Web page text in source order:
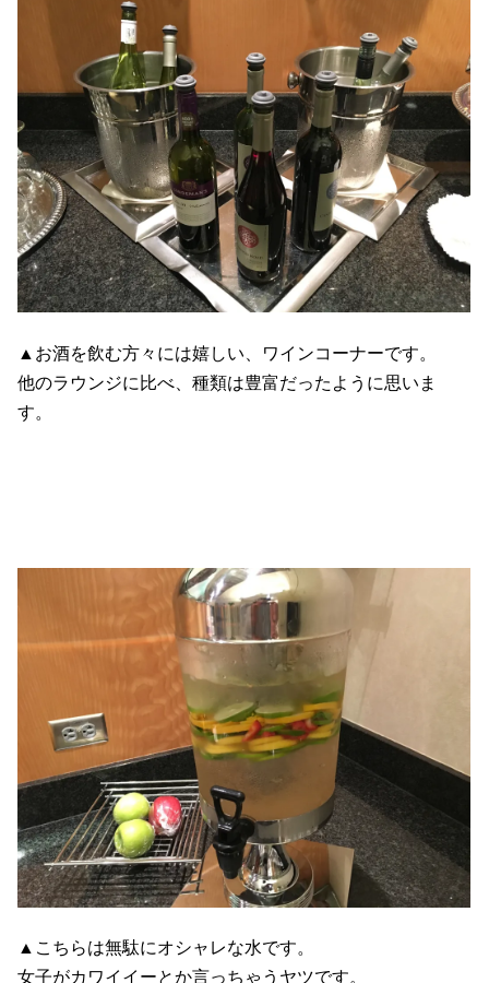
▲お酒を飲む方々には嬉しい、ワインコーナーです。
他のラウンジに比べ、種類は豊富だったように思いま
す。
▲こちらは無駄にオシャレな水です。
女子がカワイイーとか言っちゃうヤツです。